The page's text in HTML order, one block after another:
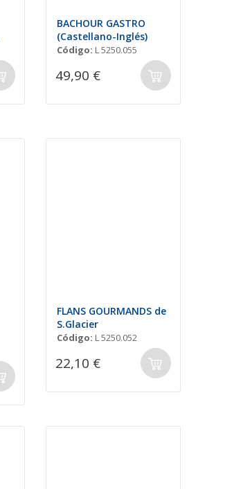
BACHOUR GASTRO
(Castellano-Inglés)
Código: L 5250.055
49,90 €
FLANS GOURMANDS de
S.Glacier
Código: L 5250.052
22,10 €